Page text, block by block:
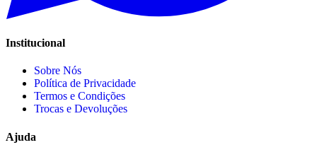
Institucional
Sobre Nós
Política de Privacidade
Termos e Condições
Trocas e Devoluções
Ajuda